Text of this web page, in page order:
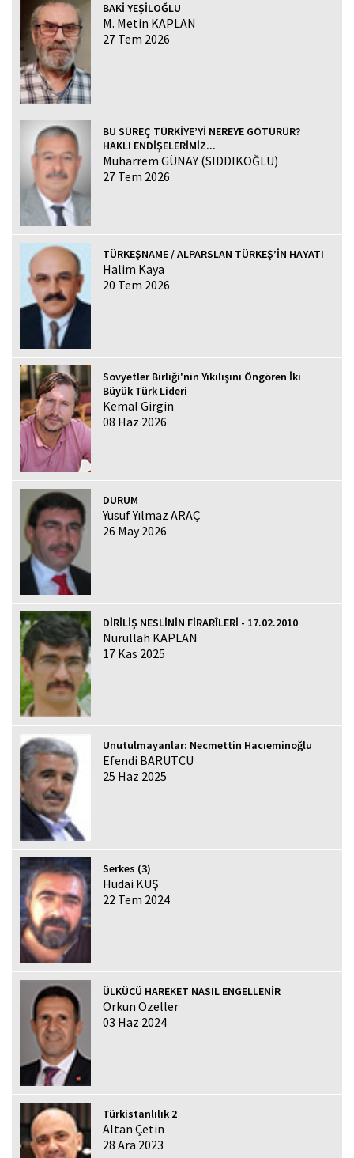
BAKİ YEŞİLOĞLU
M. Metin KAPLAN
27 Tem 2026
BU SÜREÇ TÜRKİYE’Yİ NEREYE GÖTÜRÜR?
HAKLI ENDİŞELERİMİZ...
Muharrem GÜNAY (SIDDIKOĞLU)
27 Tem 2026
TÜRKEŞNAME / ALPARSLAN TÜRKEŞ’İN HAYATI
Halim Kaya
20 Tem 2026
Sovyetler Birliği'nin Yıkılışını Öngören İki
Büyük Türk Lideri
Kemal Girgin
08 Haz 2026
DURUM
Yusuf Yılmaz ARAÇ
26 May 2026
DİRİLİŞ NESLİNİN FİRARÎLERİ - 17.02.2010
Nurullah KAPLAN
17 Kas 2025
Unutulmayanlar: Necmettin Hacıeminoğlu
Efendi BARUTCU
25 Haz 2025
Serkes (3)
Hüdai KUŞ
22 Tem 2024
ÜLKÜCÜ HAREKET NASIL ENGELLENİR
Orkun Özeller
03 Haz 2024
Türkistanlılık 2
Altan Çetin
28 Ara 2023